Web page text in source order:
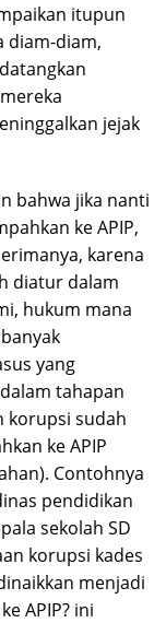
itupun
diam-diam,
jejak
bahwa jika nanti
ke APIP,
karena
diatur dalam
hukum mana
yang
tahapan
korupsi sudah
ke APIP
Contohnya
pendidikan
sekolah SD
korupsi kades
menjadi
APIP? ini